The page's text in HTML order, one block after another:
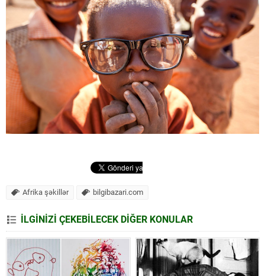
Afrika şəkillər bilgibazari.com
İLGİNİZİ ÇEKEBİLECEK DİĞER KONULAR